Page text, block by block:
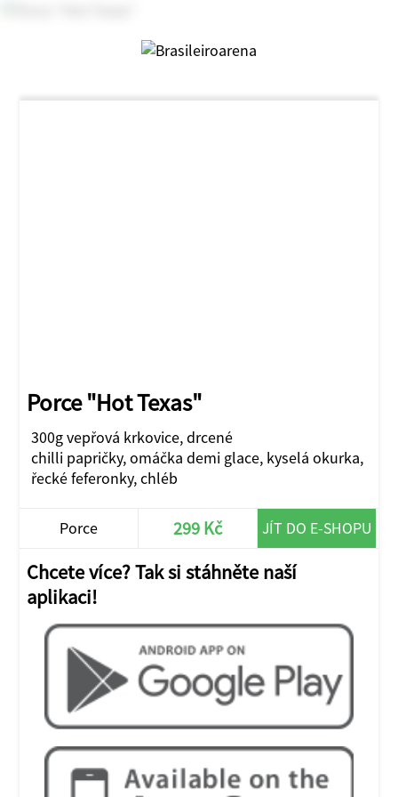
Porce "Hot Texas"
300g vepřová krkovice, drcené
chilli papričky, omáčka demi glace, kyselá okurka,
řecké feferonky, chléb
Porce 299 Kč JÍT DO E-SHOPU
Chcete více? Tak si stáhněte naší
aplikaci!